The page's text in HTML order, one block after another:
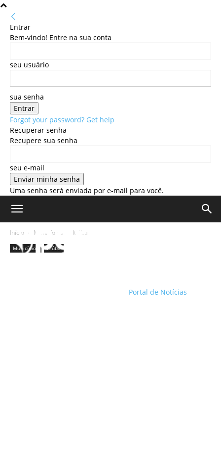
Entrar
Bem-vindo! Entre na sua conta
seu usuário
sua senha
Forgot your password? Get help
Recuperar senha
Recupere sua senha
seu e-mail
Uma senha será enviada por e-mail para você.
Portal de Notícias
Início Municípios Itiúba
Municípios Itiúba